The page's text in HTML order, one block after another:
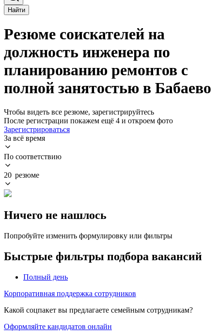
Найти
Резюме соискателей на
должность инженера по
планированию ремонтов с
полной занятостью в Бабаево
Чтобы видеть все резюме, зарегистрируйтесь
После регистрации покажем ещё 4 и откроем фото
Зарегистрироваться
За всё время
По соответствию
20 резюме
Ничего не нашлось
Попробуйте изменить формулировку или фильтры
Быстрые фильтры подбора вакансий
Полный день
Корпоративная поддержка сотрудников
Какой соцпакет вы предлагаете семейным сотрудникам?
Оформляйте кандидатов онлайн